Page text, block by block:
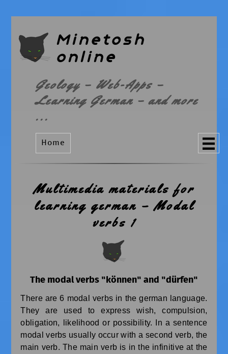
Minetosh
online
Geology – Web-Apps –
Learning German – and more
...
Home
Multimedia materials for
learning german – Modal
verbs 1
The modal verbs "können" and "dürfen"
There are 6 modal verbs in the german language.
They are used to express wish, compulsion,
obligation, likelihood or possibility. In a sentence
modal verbs usually occur with a second verb, the
main verb. The main verb is in the infinitive at the